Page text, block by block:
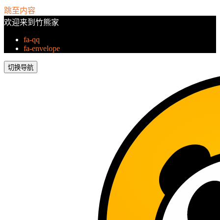
跳至内容
欢迎来到竹熊家
fa-qq
fa-envelope
切换导航